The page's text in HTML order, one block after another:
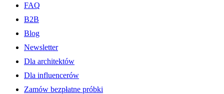
FAQ
B2B
Blog
Newsletter
Dla architektów
Dla influencerów
Zamów bezpłatne próbki